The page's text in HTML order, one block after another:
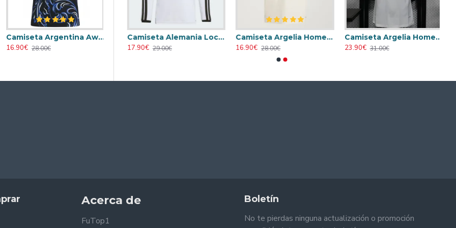
Camiseta Argentina Away Mundial 2026
16.90€ 28.00€
16.90€ 28.00€
Camiseta Alemania Local Mundial 2026 ML Blanco
17.90€
29.00€
Camiseta Argelia Home 2026
16.90€
28.00€
Camiseta Argelia Home 2026 Versión Jugador
23.90€
31.00€
Acerca de
FuTop1
Boletín
No te pierdas ninguna actualización o promoción